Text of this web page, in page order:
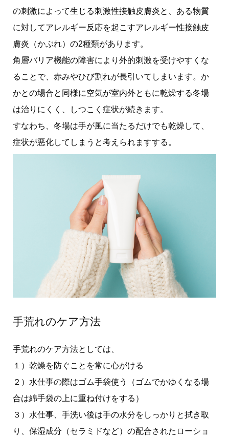
の刺激によって生じる刺激性接触皮膚炎と、ある物質
に対してアレルギー反応を起こすアレルギー性接触皮
膚炎（かぶれ）の2種類があります。
角層バリア機能の障害により外的刺激を受けやすくな
ることで、赤みやひび割れが長引いてしまいます。か
かとの場合と同様に空気が室内外ともに乾燥する冬場
は治りにくく、しつこく症状が続きます。
すなわち、冬場は手が風に当たるだけでも乾燥して、
症状が悪化してしまうと考えられますする。
手荒れのケア方法
手荒れのケア方法としては、
１）乾燥を防ぐことを常に心がける
２）水仕事の際はゴム手袋使う（ゴムでかゆくなる場
合は綿手袋の上に重ね付けをする）
３）水仕事、手洗い後は手の水分をしっかりと拭き取
り、保湿成分（セラミドなど）の配合されたローショ